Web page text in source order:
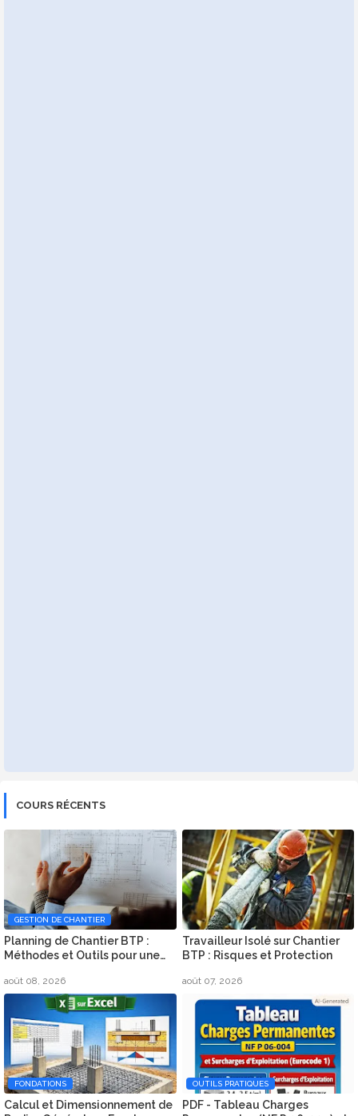
COURS RÉCENTS
GESTION DE CHANTIER
Planning de Chantier BTP :
Méthodes et Outils pour une
août 08, 2026
Travailleur Isolé sur Chantier
BTP : Risques et Protection
août 07, 2026
FONDATIONS
Calcul et Dimensionnement de
OUTILS PRATIQUES
PDF - Tableau Charges